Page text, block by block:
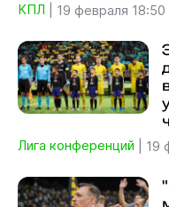
КПЛ 19 февраля 18:50
Лига конференций 19